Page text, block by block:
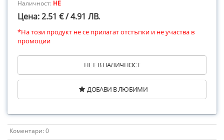
Наличност: НЕ
Цена: 2.51 € / 4.91 ЛВ.
*На този продукт не се прилагат отстъпки и не участва в
промоции
НЕ Е В НАЛИЧНОСТ
ДОБАВИ В ЛЮБИМИ
Коментари: 0